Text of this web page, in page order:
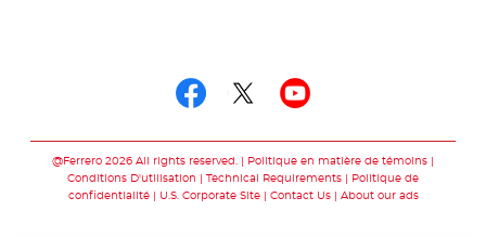
@Ferrero 2026 All rights reserved.
Politique en matière de témoins
Conditions D'utilisation
Technical Requirements
Politique de
confidentialité
U.S. Corporate Site Contact Us About our ads